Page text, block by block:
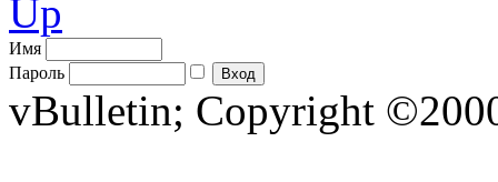
Up
Имя
Пароль
vBulletin; Copyright